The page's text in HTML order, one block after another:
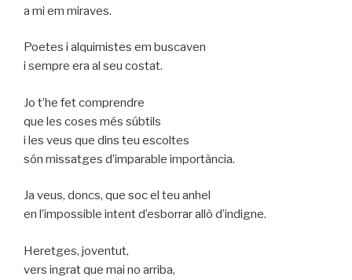
a mi em miraves.
Poetes i alquimistes em buscaven
i sempre era al seu costat.
Jo t’he fet comprendre
que les coses més súbtils
i les veus que dins teu escoltes
són missatges d’imparable importància.
Ja veus, doncs, que soc el teu anhel
en l’impossible intent d’esborrar allò d’indigne.
Heretges, joventut,
vers ingrat que mai no arriba,